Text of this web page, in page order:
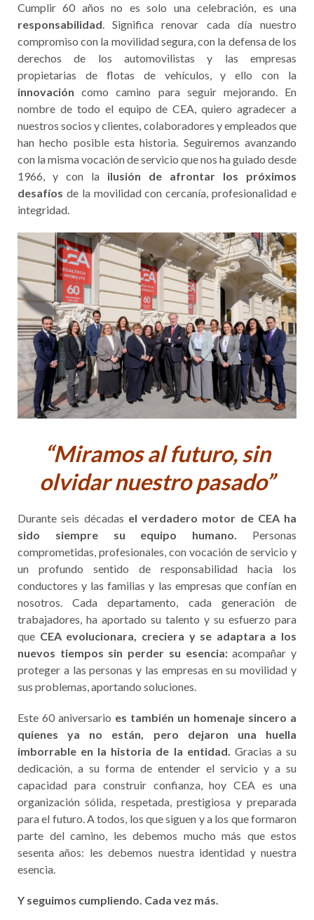
Cumplir 60 años no es solo una celebración, es una
responsabilidad. Significa renovar cada día nuestro
compromiso con la movilidad segura, con la defensa de los
derechos de los automovilistas y las empresas
propietarias de flotas de vehículos, y ello con la
innovación como camino para seguir mejorando. En
nombre de todo el equipo de CEA, quiero agradecer a
nuestros socios y clientes, colaboradores y empleados que
han hecho posible esta historia. Seguiremos avanzando
con la misma vocación de servicio que nos ha guiado desde
1966, y con la ilusión de afrontar los próximos
desafíos de la movilidad con cercanía, profesionalidad e
integridad.
“Miramos al futuro, sin
olvidar nuestro pasado”
Durante seis décadas el verdadero motor de CEA ha
sido siempre su equipo humano. Personas
comprometidas, profesionales, con vocación de servicio y
un profundo sentido de responsabilidad hacia los
conductores y las familias y las empresas que confían en
nosotros. Cada departamento, cada generación de
trabajadores, ha aportado su talento y su esfuerzo para
que CEA evolucionara, creciera y se adaptara a los
nuevos tiempos sin perder su esencia:acompañar y
proteger a las personas y las empresas en su movilidad y
sus problemas, aportando soluciones.
Este 60 aniversario es también un homenaje sincero a
quienes ya no están, pero dejaron una huella
imborrable en la historia de la entidad. Gracias a su
dedicación, a su forma de entender el servicio y a su
capacidad para construir confianza, hoy CEA es una
organización sólida, respetada, prestigiosa y preparada
para el futuro. A todos, los que siguen y a los que formaron
parte del camino, les debemos mucho más que estos
sesenta años: les debemos nuestra identidad y nuestra
esencia.
Y seguimos cumpliendo. Cada vez más.